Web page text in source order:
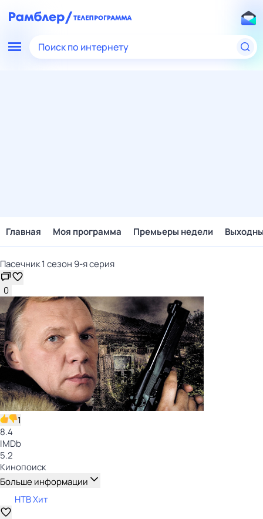
Поиск по интернету
Главная Моя программа Премьеры недели
Пасечник 1 сезон 9-я серия
0
1
8.4
IMDb
5.2
Кинопоиск
Больше информации
НТВ Хит